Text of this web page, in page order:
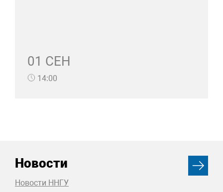
01 СЕН
14:00
Новости
Новости ННГУ